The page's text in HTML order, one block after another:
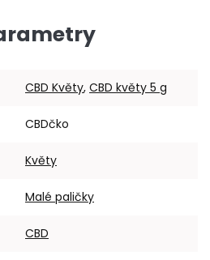
CBD Květy, CBD květy 5 g
CBDčko
Květy
Malé paličky
CBD